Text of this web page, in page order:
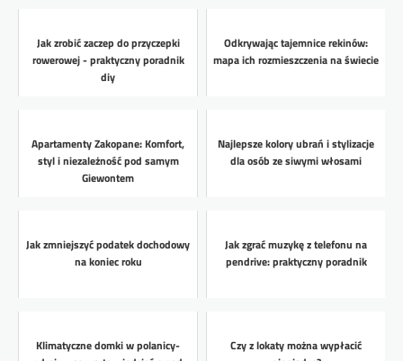
Jak zrobić zaczep do przyczepki
rowerowej - praktyczny poradnik
diy
Odkrywając tajemnice rekinów:
mapa ich rozmieszczenia na świecie
Apartamenty Zakopane: Komfort,
styl i niezależność pod samym
Giewontem
Najlepsze kolory ubrań i stylizacje
dla osób ze siwymi włosami
Jak zmniejszyć podatek dochodowy
na koniec roku
Jak zgrać muzykę z telefonu na
pendrive: praktyczny poradnik
Klimatyczne domki w polanicy-
Czy z lokaty można wypłacić